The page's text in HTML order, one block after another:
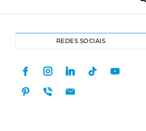
REDES SOCIAIS
facebookinstagramlinkedintiktok youtube
pinterest
viber mail